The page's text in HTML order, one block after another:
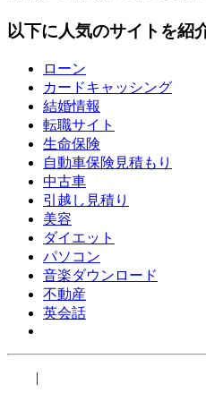
以下に人気のサイトを紹
ローン
カードキャッシング
結婚情報
転職サイト
生命保険
自動車保険見積もり
中古車
引越し見積り
美容
ダイエット
パソコン
音楽ダウンロード
不動産
英会話
|